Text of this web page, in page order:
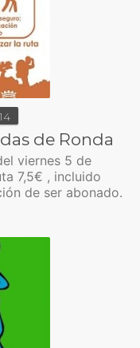
de Ronda
viernes 5 de
7,5€ , incluido
de ser abonado.